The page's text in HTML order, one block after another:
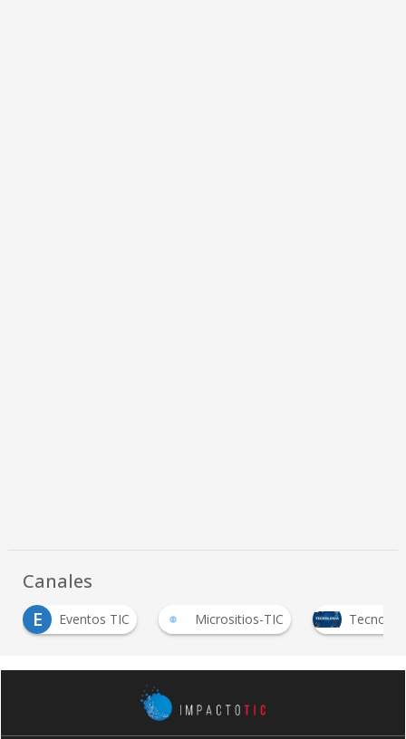
Canales
E
Eventos TIC Micrositios-TIC